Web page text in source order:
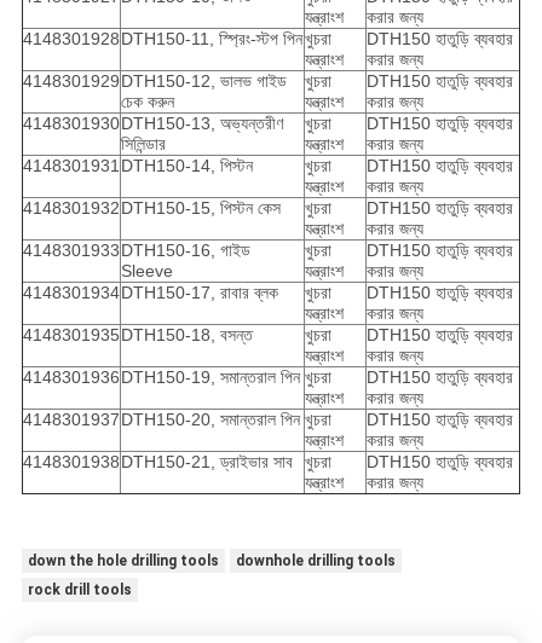
যন্ত্রাংশ
করার জন্য
4148301928DTH150-11, স্প্রিং-স্টপ পিনখুচরা
যন্ত্রাংশ
DTH150 হাতুড়ি ব্যবহার
করার জন্য
4148301929DTH150-12, ভালভ গাইড
চেক করুন
খুচরা
যন্ত্রাংশ
DTH150 হাতুড়ি ব্যবহার
করার জন্য
4148301930DTH150-13, অভ্যন্তরীণ
সিলিন্ডার
খুচরা
যন্ত্রাংশ
DTH150 হাতুড়ি ব্যবহার
করার জন্য
4148301931DTH150-14, পিস্টন
খুচরা
যন্ত্রাংশ
DTH150 হাতুড়ি ব্যবহার
করার জন্য
4148301932DTH150-15, পিস্টন কেস
খুচরা
যন্ত্রাংশ
DTH150 হাতুড়ি ব্যবহার
করার জন্য
4148301933DTH150-16, গাইড
Sleeve
খুচরা
যন্ত্রাংশ
DTH150 হাতুড়ি ব্যবহার
করার জন্য
4148301934DTH150-17, রাবার ব্লক
খুচরা
যন্ত্রাংশ
DTH150 হাতুড়ি ব্যবহার
করার জন্য
4148301935DTH150-18, বসন্ত
খুচরা
যন্ত্রাংশ
DTH150 হাতুড়ি ব্যবহার
করার জন্য
4148301936DTH150-19, সমান্তরাল পিন খুচরা
যন্ত্রাংশ
DTH150 হাতুড়ি ব্যবহার
করার জন্য
4148301937DTH150-20, সমান্তরাল পিন খুচরা
যন্ত্রাংশ
DTH150 হাতুড়ি ব্যবহার
করার জন্য
4148301938DTH150-21, ড্রাইভার সাব
খুচরা
যন্ত্রাংশ
DTH150 হাতুড়ি ব্যবহার
করার জন্য
down the hole drilling tools
downhole drilling tools
rock drill tools